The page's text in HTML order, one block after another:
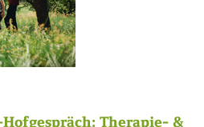
Therapie- &